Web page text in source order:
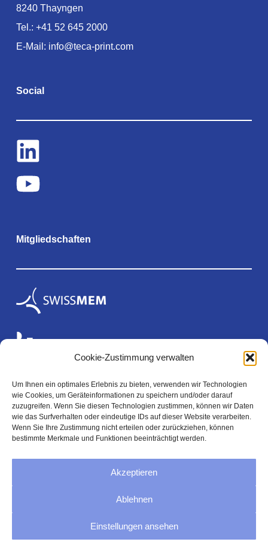
Cookie-Zustimmung verwalten
Um Ihnen ein optimales Erlebnis zu bieten, verwenden wir Technologien
wie Cookies, um Geräteinformationen zu speichern und/oder darauf
zuzugreifen. Wenn Sie diesen Technologien zustimmen, können wir Daten
wie das Surfverhalten oder eindeutige IDs auf dieser Website verarbeiten.
Wenn Sie Ihre Zustimmung nicht erteilen oder zurückziehen, können
bestimmte Merkmale und Funktionen beeinträchtigt werden.
Akzeptieren
Ablehnen
Einstellungen ansehen
8240 Thayngen
Tel.: +41 52 645 2000
E-Mail: info@teca-print.com
Social
Mitgliedschaften
Rechtliches
Impressum
Cookie-Richtlinie (EU)